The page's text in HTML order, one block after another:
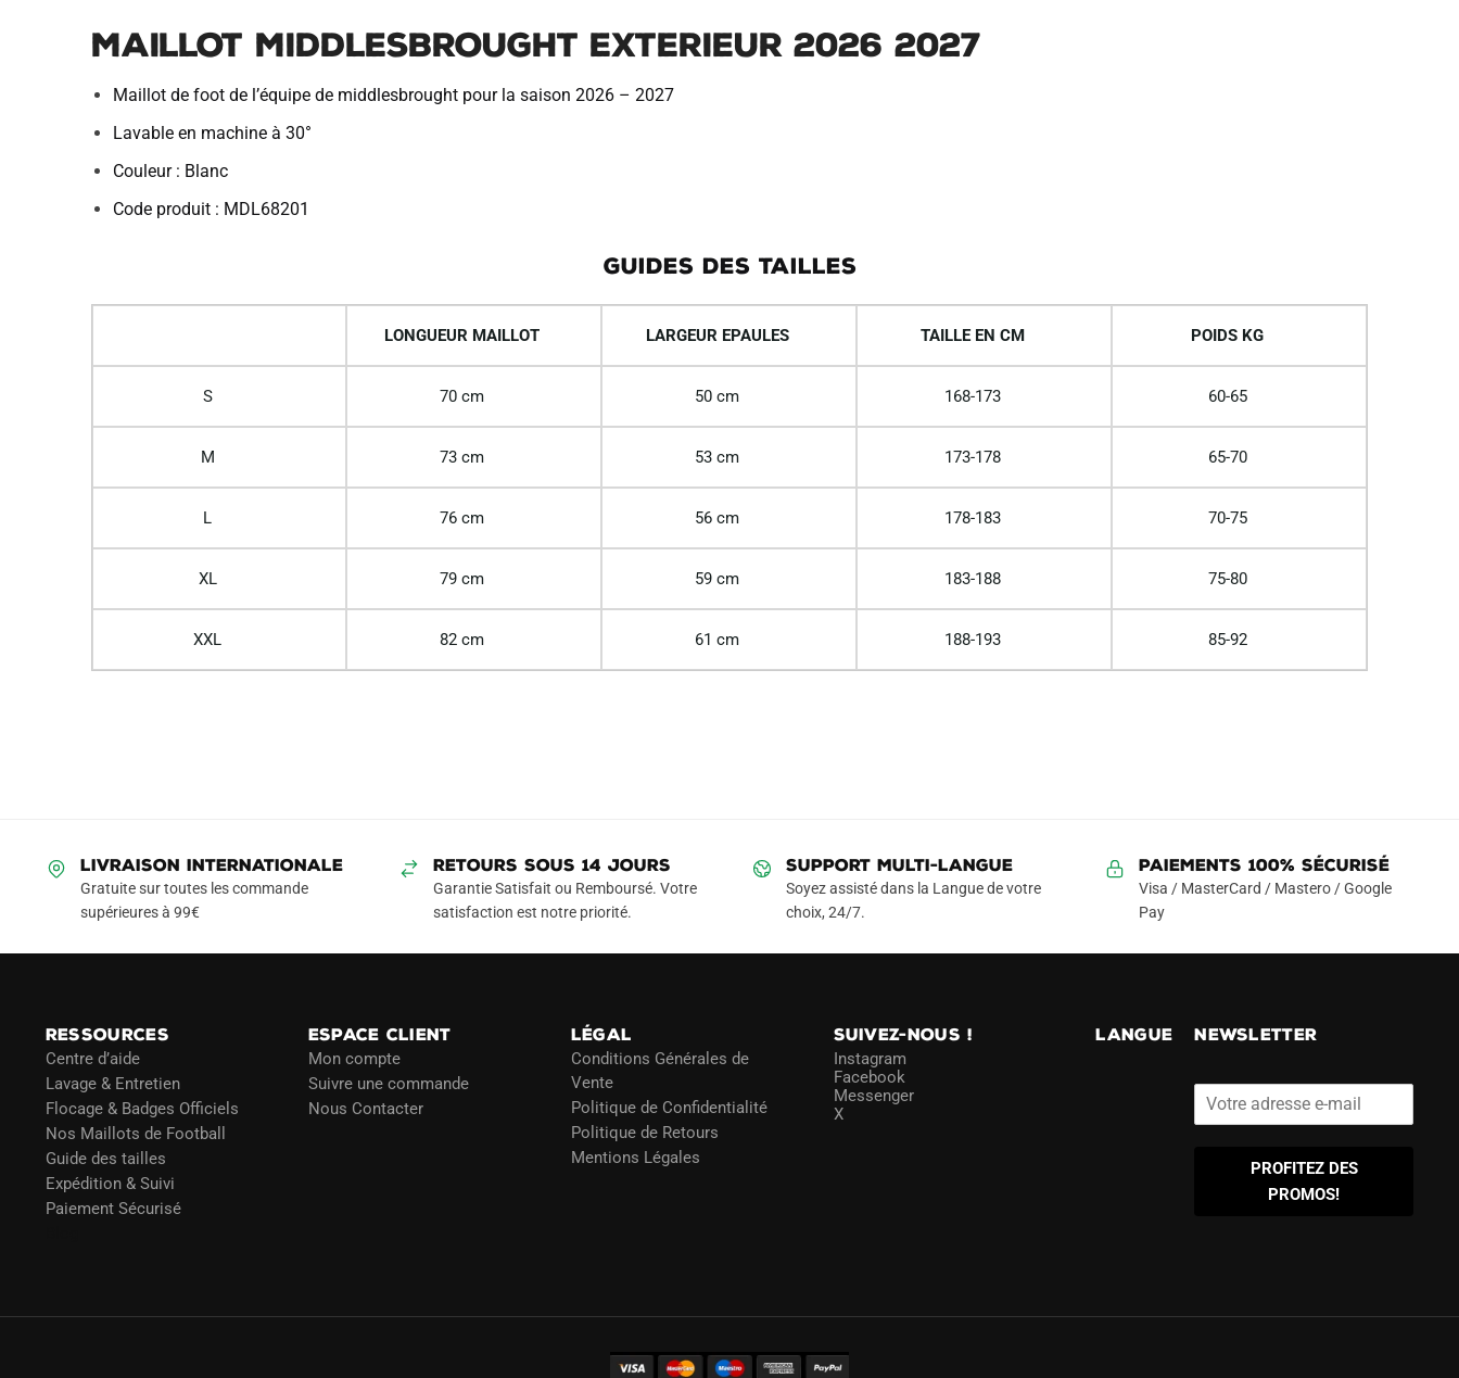
Maillot Middlesbrought Exterieur 2026 2027
Maillot de foot de l’équipe de middlesbrought pour la saison 2026 – 2027
Lavable en machine à 30°
Couleur : Blanc
Code produit : MDL68201
GUIDES DES TAILLES
LONGUEUR MAILLOT LARGEUR EPAULES TAILLE EN CM POIDS KG
S 70 cm 50 cm 168-173 60-65
M 73 cm 53 cm 173-178 65-70
L 76 cm 56 cm 178-183 70-75
XL 79 cm 59 cm 183-188 75-80
XXL 82 cm 61 cm 188-193 85-92
LIVRAISON INTERNATIONALE
Gratuite sur toutes les commande
supérieures à 99€
RETOURS SOUS 14 JOURS
Garantie Satisfait ou Remboursé. Votre
satisfaction est notre priorité.
SUPPORT MULTI-LANGUE
Soyez assisté dans la Langue de votre
choix, 24/7.
Paiements 100% Sécurisé
Visa / MasterCard / Mastero / Google
Pay
RESSOURCES
Centre d’aide
Lavage & Entretien
Flocage & Badges Officiels
Nos Maillots de Football
Guide des tailles
Expédition & Suivi
Paiement Sécurisé
ESPACE CLIENT
Mon compte
Suivre une commande
Nous Contacter
LÉGAL
Conditions Générales de
Vente
Politique de Confidentialité
Politique de Retours
Mentions Légales
SUIVEZ-NOUS !
Instagram
Facebook
Messenger
X
LANGUE NEWSLETTER
PROFITEZ DES
PROMOS!